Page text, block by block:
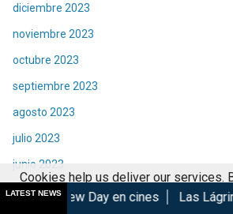
diciembre 2023
noviembre 2023
octubre 2023
septiembre 2023
agosto 2023
julio 2023
junio 2023
mayo 2023
LATEST NEWS
en cines Las Lágrimas de Bael
Cookies help us deliver our services.
services, you agree to our use of